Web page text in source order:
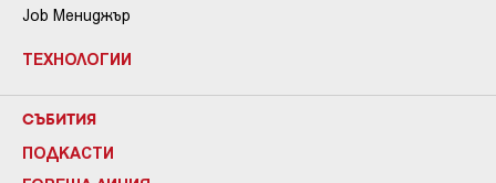
Job Мениджър
ТЕХНОЛОГИИ
СЪБИТИЯ
ПОДКАСТИ